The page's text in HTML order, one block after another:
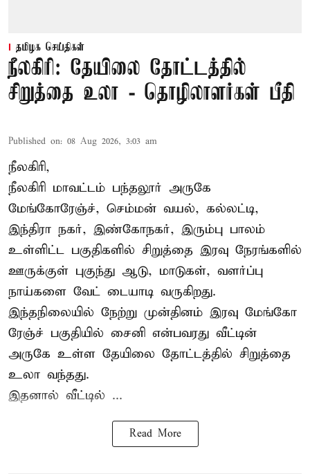
தமிழக செய்திகள்
நீலகிரி: தேயிலை தோட்டத்தில்
சிறுத்தை உலா - தொழிலாளர்கள் பீதி
Published on: 08 Aug 2026, 3:03 am
நீலகிரி,
நீலகிரி மாவட்டம் பந்தலூர் அருகே
மேங்கோரேஞ்ச், செம்மன் வயல், கல்லட்டி,
இந்திரா நகர், இண்கோநகர், இரும்பு பாலம்
உள்ளிட்ட பகுதிகளில் சிறுத்தை இரவு நேரங்களில்
ஊருக்குள் புகுந்து ஆடு, மாடுகள், வளர்ப்பு
நாய்களை வேட் டையாடி வருகிறது.
இந்தநிலையில் நேற்று முன்தினம் இரவு மேங்கோ
ரேஞ்ச் பகுதியில் சைனி என்பவரது வீட்டின்
அருகே உள்ள தேயிலை தோட்டத்தில் சிறுத்தை
உலா வந்தது.
இதனால் வீட்டில் ...
Read More